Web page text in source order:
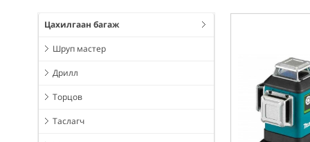
Цахилгаан багаж
Шруп мастер
Дрилл
Торцов
Таслагч